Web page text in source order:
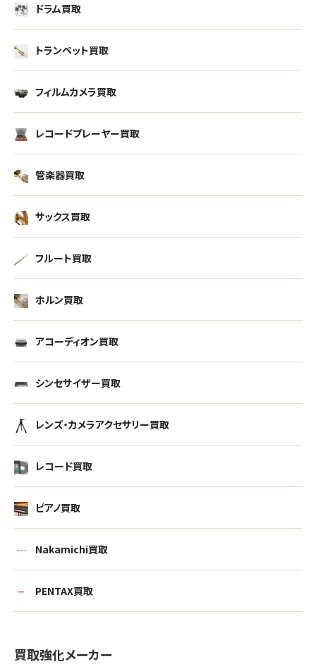
ドラム買取
トランペット買取
フィルムカメラ買取
レコードプレーヤー買取
管楽器買取
サックス買取
フルート買取
ホルン買取
アコーディオン買取
シンセサイザー買取
レンズ・カメラアクセサリー買取
レコード買取
ピアノ買取
Nakamichi買取
PENTAX買取
買取強化メーカー